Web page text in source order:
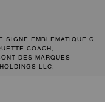
SIGNE EMBLÉMATIQUE C
COACH,
DES MARQUES
LLC.